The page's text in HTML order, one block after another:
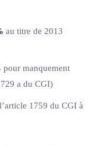
au titre de 2013
pour manquement
a du CGI)
1759 du CGI à